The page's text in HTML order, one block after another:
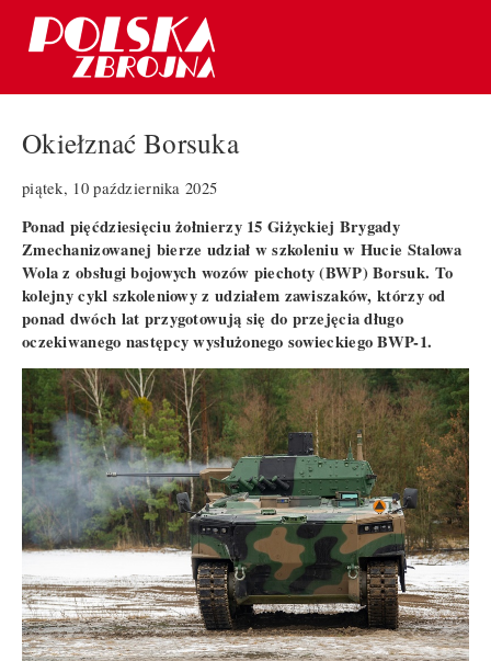
Okiełznać Borsuka
piątek, 10 października 2025
Ponad pięćdziesięciu żołnierzy 15 Giżyckiej Brygady
Zmechanizowanej bierze udział w szkoleniu w Hucie Stalowa
Wola z obsługi bojowych wozów piechoty (BWP) Borsuk. To
kolejny cykl szkoleniowy z udziałem zawiszaków, którzy od
ponad dwóch lat przygotowują się do przejęcia długo
oczekiwanego następcy wysłużonego sowieckiego BWP-1.